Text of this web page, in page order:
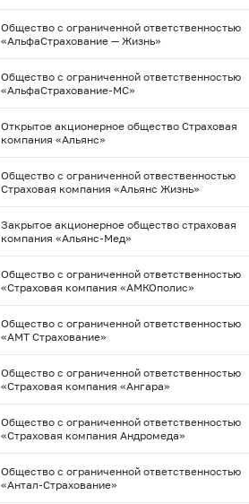
Общество с ограниченной ответственностью
«АльфаСтрахование — Жизнь»
Общество с ограниченной ответственностью
«АльфаСтрахование-МС»
Открытое акционерное общество Страховая
компания «Альянс»
Общество с ограниченной отвественностью
Страховая компания «Альянс Жизнь»
Закрытое акционерное общество страховая
компания «Альянс-Мед»
Общество с ограниченной ответственностью
«Страховая компания «АМКОполис»
Общество с ограниченной ответственностью
«АМТ Страхование»
Общество с ограниченной ответственностью
«Страховая компания «Ангара»
Общество с ограниченной ответственностью
«Страховая компания Андромеда»
Общество с ограниченной ответственностью
«Антал-Страхование»